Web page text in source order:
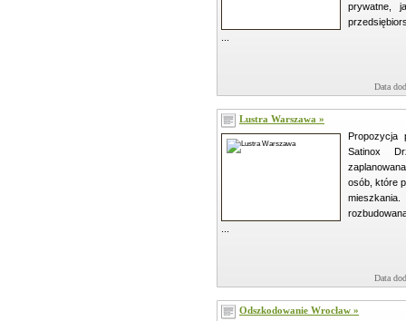
prywatne,
Data
Lustra Warszawa »
Propozycja
Satinox
osób, które
Data
Odszkodowanie Wrocław »